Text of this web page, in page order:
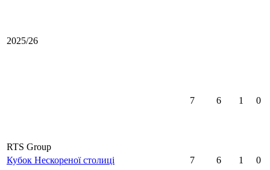
2025/26
RTS Group
7 6 1 0
Кубок Нескореної столиці 7 6 1 0